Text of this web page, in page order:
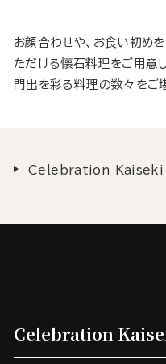
お顔合わせや、お食い初め
ただける懐石料理をご用意
門出を彩る料理の数々をご
Celebration Kaiseki
Celebration